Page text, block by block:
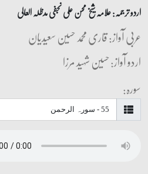
اردو ترجمہ: علامہ شیخ محسن علی نجفی مدظلہ العالی
عربی آواز: قاری محمد حسین سعیدیان
اردو آواز: حسین شہید مرزا
سورہ: